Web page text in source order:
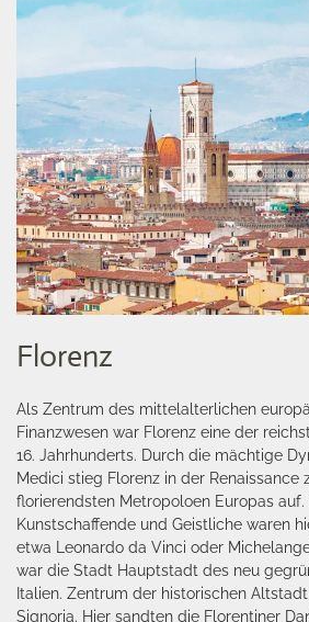
Florenz
Als Zentrum des mittelalterlichen
Finanzwesen war Florenz eine der
16. Jahrhunderts. Durch die mächtige
Medici stieg Florenz in der Renaissance
florierendsten Metropoloen Europas
Kunstschaffende und Geistliche waren
etwa Leonardo da Vinci oder
war die Stadt Hauptstadt des neu
Italien. Zentrum der historischen
Signoria. Hier sandten die Florentiner